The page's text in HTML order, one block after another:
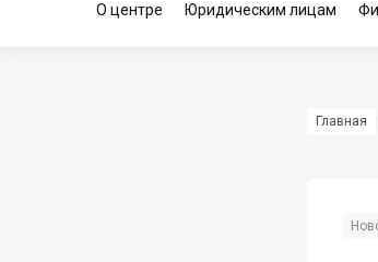
О центре Юридическим лицам
Главная